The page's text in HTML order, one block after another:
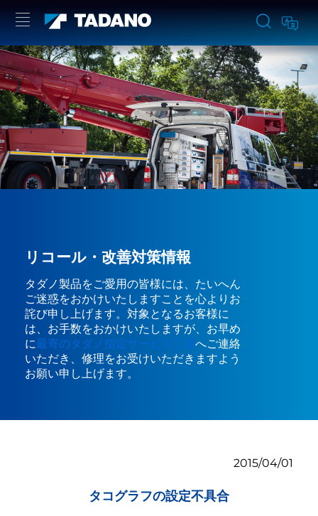
リコール・改善対策情報
タダノ製品をご愛用の皆様には、たいへん
ご迷惑をおかけいたしますことを心よりお
詫び申し上げます。対象となるお客様に
は、お手数をおかけいたしますが、お早め
に最寄のタダノ指定サービス工場へご連絡
いただき、修理をお受けいただきますよう
お願い申し上げます。
2015/04/01
タコグラフの設定不具合